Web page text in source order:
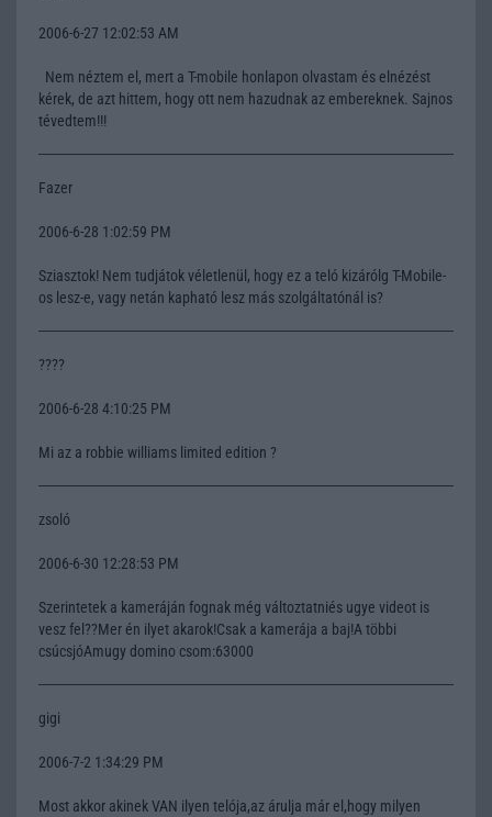
2006-6-27 12:02:53 AM
Nem néztem el, mert a T-mobile honlapon olvastam és elnézést
kérek, de azt hittem, hogy ott nem hazudnak az embereknek. Sajnos
tévedtem!!!
Fazer
2006-6-28 1:02:59 PM
Sziasztok! Nem tudjátok véletlenül, hogy ez a teló kizárólg T-Mobile-
os lesz-e, vagy netán kapható lesz más szolgáltatónál is?
????
2006-6-28 4:10:25 PM
Mi az a robbie williams limited edition ?
zsoló
2006-6-30 12:28:53 PM
Szerintetek a kameráján fognak még változtatniés ugye videot is
vesz fel??Mer én ilyet akarok!Csak a kamerája a baj!A többi
csúcsjóAmugy domino csom:63000
gigi
2006-7-2 1:34:29 PM
Most akkor akinek VAN ilyen telója,az árulja már el,hogy milyen